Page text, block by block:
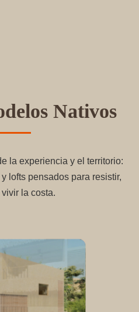
Nativos
la experiencia y el territorio:
lofts pensados para resistir,
la costa.